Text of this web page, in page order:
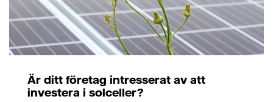
Är ditt företag intresserat av att
investera i solceller?